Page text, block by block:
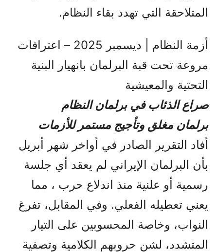
المتلاحقة التي تهدد بقاء النظام.
أزمة النظام | ديسمبر 2025 – اعترافات
مروعة تحت قبة البرلمان بانهيار البنية
التحتية والمعيشية
صراع الذئاب في برلمان النظام
برلمان مغلق وتأجيج مستمر للأزمات
أفاد التقرير الصادر في أواخر شهر أبريل
بأن البرلمان الإيراني لم يعقد أي جلسة
رسمية أو علنية منذ اندلاع حرب ، مما
يعني تعطيله الفعلي. وفي المقابل، تفرغ
النواب، وخاصة المحسوبين على التيار
المتشدد، لشن حروبهم الكلامية وتصفية